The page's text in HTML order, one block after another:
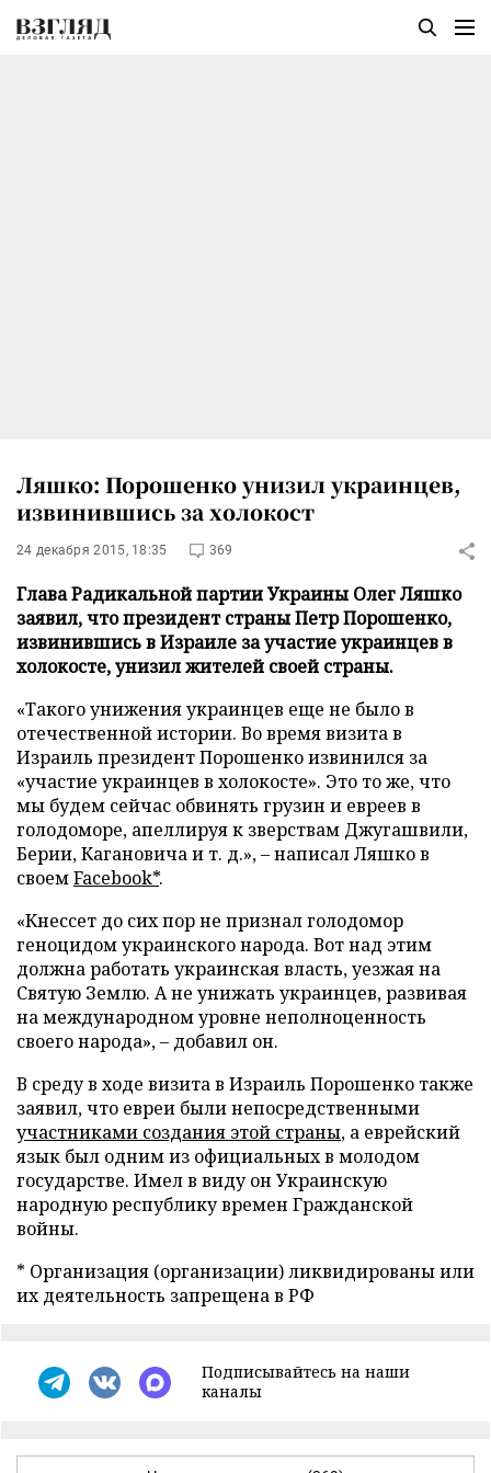
Ляшко: Порошенко унизил украинцев,
извинившись за холокост
24 декабря 2015, 18:35 369
Глава Радикальной партии Украины Олег Ляшко
заявил, что президент страны Петр Порошенко,
извинившись в Израиле за участие украинцев в
холокосте, унизил жителей своей страны.
«Такого унижения украинцев еще не было в
отечественной истории. Во время визита в
Израиль президент Порошенко извинился за
«участие украинцев в холокосте». Это то же, что
мы будем сейчас обвинять грузин и евреев в
голодоморе, апеллируя к зверствам Джугашвили,
Берии, Кагановича и т. д.», – написал Ляшко в
своемFacebook*.
«Кнессет до сих пор не признал голодомор
геноцидом украинского народа. Вот над этим
должна работать украинская власть, уезжая на
Святую Землю. А не унижать украинцев, развивая
на международном уровне неполноценность
своего народа», – добавил он.
В среду в ходе визита в Израиль Порошенко также
заявил, что евреи были непосредственными
участниками создания этой страны, а еврейский
язык был одним из официальных в молодом
государстве. Имел в виду он Украинскую
народную республику времен Гражданской
войны.
* Организация (организации) ликвидированы или
их деятельность запрещена в РФ
Подписывайтесь на наши
каналы